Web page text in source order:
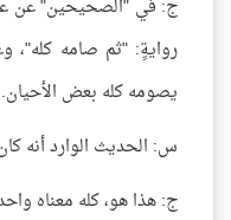
ج: في "الصحيحين" عن
روايةٍ: "ثم صامه كله"،
يصومه كله بعض الأحيان.
س: الحديث الوارد أنه
ج: هذا هو، كله معناه